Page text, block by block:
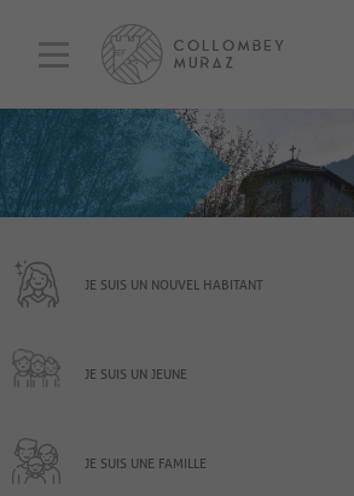
JE SUIS UN NOUVEL HABITANT
JE SUIS UN JEUNE
JE SUIS UNE FAMILLE